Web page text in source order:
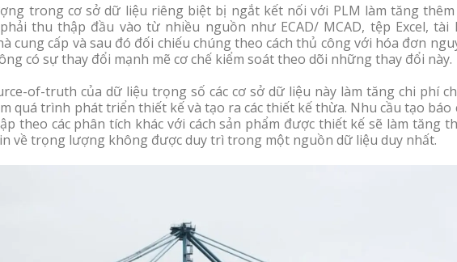
trong cơ sở dữ liệu riêng biệt bị ngắt kết nối với PLM làm tăng thêm
thu thập đầu vào từ nhiều nguồn như ECAD/ MCAD, tệp Excel, tài
cung cấp và sau đó đối chiếu chúng theo cách thủ công với hóa đơn
có sự thay đổi mạnh mẽ cơ chế kiểm soát theo dõi những thay đổi này.
of-truth của dữ liệu trọng số các cơ sở dữ liệu này làm tăng chi phí
quá trình phát triển thiết kế và tạo ra các thiết kế thừa. Nhu cầu tạo báo
theo các phân tích khác với cách sản phẩm được thiết kế sẽ làm tăng
về trọng lượng không được duy trì trong một nguồn dữ liệu duy nhất.